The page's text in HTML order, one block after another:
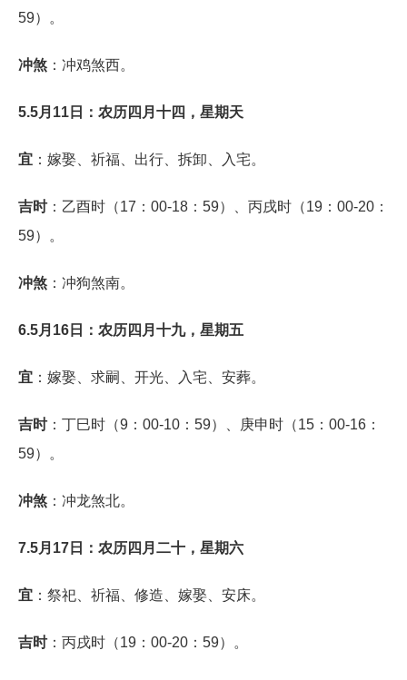
59）。
冲煞 ：冲鸡煞西。
5.5月11日：农历四月十四，星期天
宜 ：嫁娶、祈福、出行、拆卸、入宅。
吉时：乙酉时（17：00-18：59）、丙戌时（19：00-20：
59）。
冲煞 ：冲狗煞南。
6.5月16日：农历四月十九，星期五
宜 ：嫁娶、求嗣、开光、入宅、安葬。
吉时：丁巳时（9：00-10：59）、庚申时（15：00-16：
59）。
冲煞 ：冲龙煞北。
7.5月17日：农历四月二十，星期六
宜 ：祭祀、祈福、修造、嫁娶、安床。
吉时：丙戌时（19：00-20：59）。